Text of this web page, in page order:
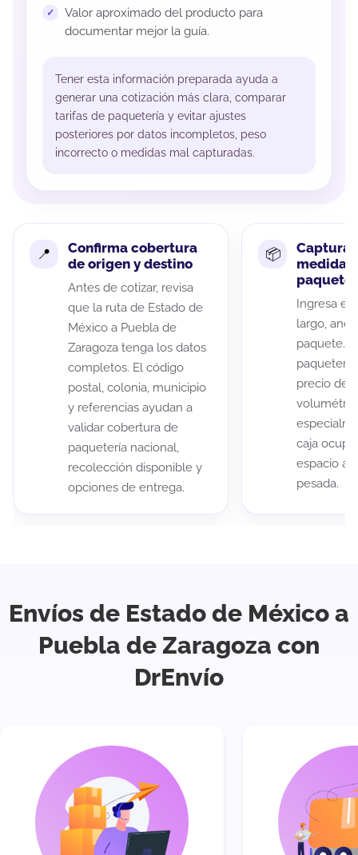
Valor aproximado del producto para
documentar mejor la guía.
Tener esta información preparada ayuda a
generar una cotización más clara, comparar
tarifas de paquetería y evitar ajustes
posteriores por datos incompletos, peso
incorrecto o medidas mal capturadas.
Confirma cobertura
de origen y destino
Antes de cotizar, revisa
que la ruta de Estado de
México a Puebla de
Zaragoza tenga los datos
completos. El código
postal, colonia, municipio
y referencias ayudan a
validar cobertura de
paquetería nacional,
recolección disponible y
opciones de entrega.
Captura
medidas
paquete
Ingresa el
largo,
paquete.
precio de
caja
espacio
pesada.
Envíos de Estado de México a
Puebla de Zaragoza con
DrEnvío